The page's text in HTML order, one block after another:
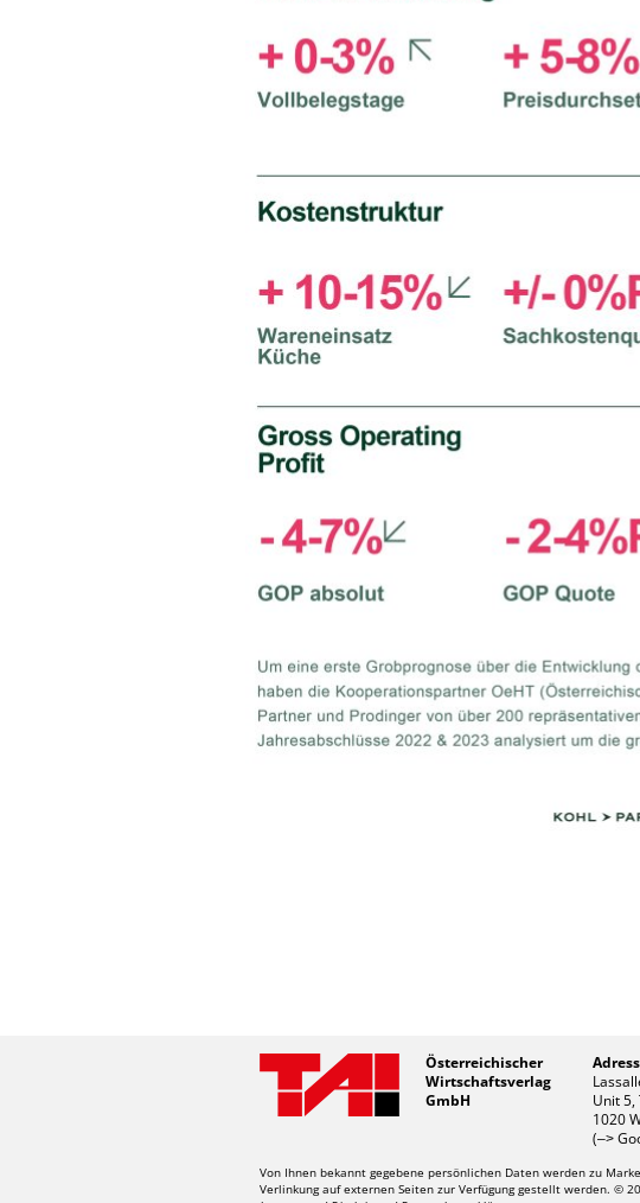
Österreichischer
Wirtschaftsverlag
GmbH
Unit 5,
1020
(–>
Von Ihnen bekannt gegebene persönlichen Daten werden zu
Verlinkung auf externen Seiten zur Verfügung gestellt werden. ©